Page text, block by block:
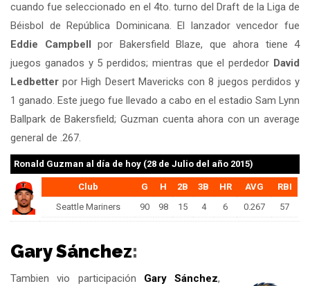
cuando fue seleccionado en el 4to. turno del Draft de la Liga de
Béisbol de República Dominicana. El lanzador vencedor fue
Eddie Campbell por Bakersfield Blaze, que ahora tiene 4
juegos ganados y 5 perdidos; mientras que el perdedor David
Ledbetter por High Desert Mavericks con 8 juegos perdidos y
1 ganado. Este juego fue llevado a cabo en el estadio Sam Lynn
Ballpark de Bakersfield; Guzman cuenta ahora con un average
general de .267.
Ronald Guzman al día de hoy (28 de Julio del año 2015)
Club G H 2B 3B HR AVG
RBI
Seattle Mariners
90 98 15 4 6 0.267 57
Gary Sánchez:
Tambien vio participación Gary Sánchez,